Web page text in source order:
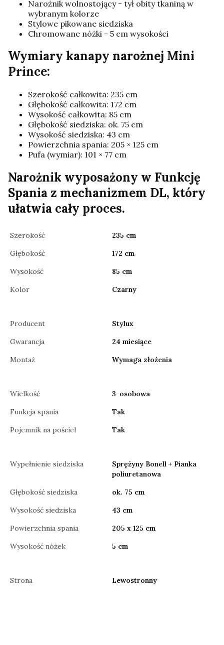
Narożnik wolnostojący - tył obity tkaniną w
wybranym kolorze
Stylowe pikowane siedziska
Chromowane nóżki - 5 cm wysokości
Wymiary kanapy narożnej Mini
Prince:
Szerokość całkowita: 235 cm
Głębokość całkowita: 172 cm
Wysokość całkowita: 85 cm
Głębokość siedziska: ok. 75 cm
Wysokość siedziska: 43 cm
Powierzchnia spania: 205 × 125 cm
Pufa (wymiar): 101 × 77 cm
Narożnik wyposażony w Funkcję
Spania z mechanizmem DL, który
ułatwia cały proces.
Szerokość
235 cm
Głębokość
172 cm
Wysokość
85 cm
Kolor
Czarny
Producent
Stylux
Gwarancja
24 miesiące
Montaż
Wymaga złożenia
Wielkość
3-osobowa
Funkcja spania
Tak
Pojemnik na pościel
Tak
Wypełnienie siedziska
Sprężyny Bonell + Pianka
poliuretanowa
Głębokość siedziska
ok. 75 cm
Wysokość siedziska
43 cm
Powierzchnia spania
205 x 125 cm
Wysokość nóżek
5 cm
Strona Lewostronny